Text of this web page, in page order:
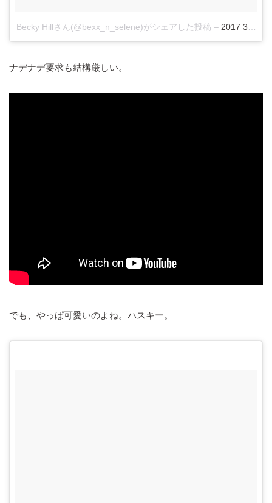
Becky Hillさん(@bexx_n_selene)がシェアした投稿 – 2017 3月 18
ナデナデ要求も結構厳しい。
でも、やっぱ可愛いのよね。ハスキー。